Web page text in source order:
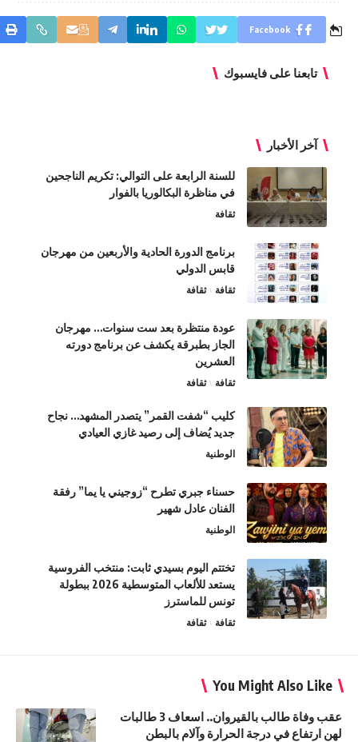
Facebook
تابعنا على فايسبوك
آخر الأخبار
للسنة الرابعة على التوالي: تكريم الناجحين
في مناظرة البكالوريا بالفوار
ثقافة
برنامج الدورة الحادية والأربعين من مهرجان
قابس الدولي
ثقافة ثقافة
عودة منتظرة بعد ست سنوات… مهرجان
الجاز بطبرقة يكشف عن برنامج دورته
العشرين
ثقافة ثقافة
كليب “شفت القمر” يتصدر المشهد… نجاح
جديد يُضاف إلى رصيد غازي العيادي
الوطنية
حسناء جبري تطرح “زوجيني يا يما” رفقة
الفنان عادل شهير
الوطنية
تختتم اليوم بسيدي ثابت: منتخب الفروسية
يستعد للألعاب المتوسطية 2026 ببطولة
تونس للماسترز
ثقافة ثقافة
You Might Also Like
عقب وفاة طالب بالقيروان.. اسعاف 3 طالبات
لهن ارتفاع في درجة الحرارة وآلام بالبطن